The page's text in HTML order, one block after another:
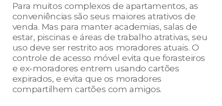
Para muitos complexos de apartamentos, as
conveniências são seus maiores atrativos de
venda. Mas para manter academias, salas de
estar, piscinas e áreas de trabalho atrativas, seu
uso deve ser restrito aos moradores atuais. O
controle de acesso móvel evita que forasteiros
e ex-moradores entrem usando cartões
expirados, e evita que os moradores
compartilhem cartões com amigos.